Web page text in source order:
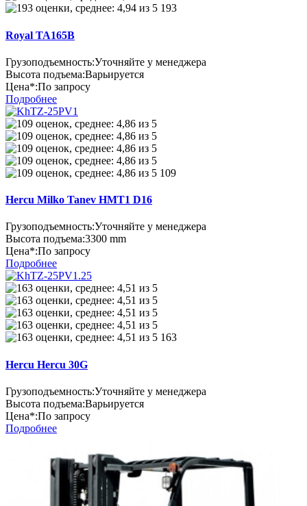
193
Royal TA165B
Грузоподъемность:Уточняйте у менеджера
Высота подъема:Варьируется
Цена*:По запросу
Подробнее
109
Hercu Milko Tanev HMT1 D16
Грузоподъемность:Уточняйте у менеджера
Высота подъема:3300 mm
Цена*:По запросу
Подробнее
163
Hercu Hercu 30G
Грузоподъемность:Уточняйте у менеджера
Высота подъема:Варьируется
Цена*:По запросу
Подробнее